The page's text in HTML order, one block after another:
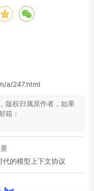
a/247.html
版权归属原作者，如果
箱：
代的模型上下文协议